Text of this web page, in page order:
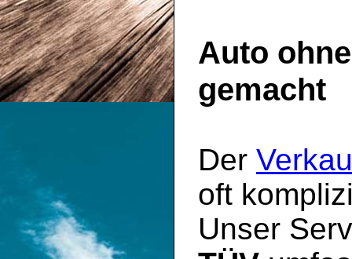
Auto
gemacht
Der
oft
Unser